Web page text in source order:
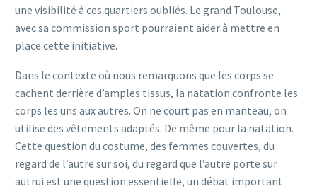
une visibilité à ces quartiers oubliés. Le grand Toulouse,
avec sa commission sport pourraient aider à mettre en
place cette initiative.
Dans le contexte où nous remarquons que les corps se
cachent derrière d’amples tissus, la natation confronte les
corps les uns aux autres. On ne court pas en manteau, on
utilise des vêtements adaptés. De même pour la natation.
Cette question du costume, des femmes couvertes, du
regard de l’autre sur soi, du regard que l’autre porte sur
autrui est une question essentielle, un débat important.